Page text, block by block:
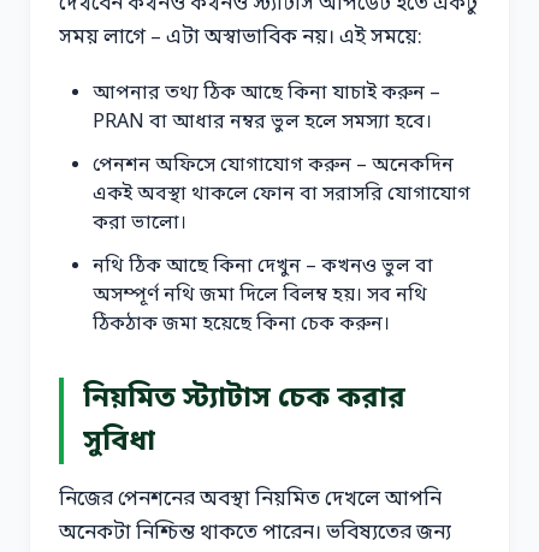
সময় লাগে – এটা অস্বাভাবিক নয়। এই সময়ে:
আপনার তথ্য ঠিক আছে কিনা যাচাই করুন –
PRAN বা আধার নম্বর ভুল হলে সমস্যা হবে।
পেনশন অফিসে যোগাযোগ করুন – অনেকদিন
একই অবস্থা থাকলে ফোন বা সরাসরি যোগাযোগ
করা ভালো।
নথি ঠিক আছে কিনা দেখুন – কখনও ভুল বা
অসম্পূর্ণ নথি জমা দিলে বিলম্ব হয়। সব নথি
ঠিকঠাক জমা হয়েছে কিনা চেক করুন।
নিয়মিত স্ট্যাটাস চেক করার
সুবিধা
নিজের পেনশনের অবস্থা নিয়মিত দেখলে আপনি
অনেকটা নিশ্চিন্ত থাকতে পারেন। ভবিষ্যতের জন্য